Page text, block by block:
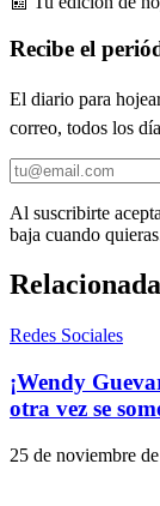
Recibe el
El diario para
correo, todos los
Al suscribirte
baja cuando
Redes Sociales
¡Wendy
otra vez se
25 de noviembre